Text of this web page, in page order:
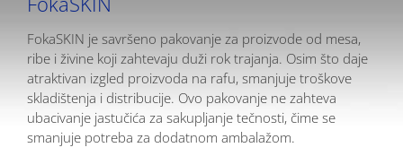
FokaSKIN je savršeno pakovanje za proizvode od mesa,
ribe i živine koji zahtevaju duži rok trajanja. Osim što daje
atraktivan izgled proizvoda na rafu, smanjuje troškove
skladištenja i distribucije. Ovo pakovanje ne zahteva
ubacivanje jastučića za sakupljanje tečnosti, čime se
smanjuje potreba za dodatnom ambalažom.